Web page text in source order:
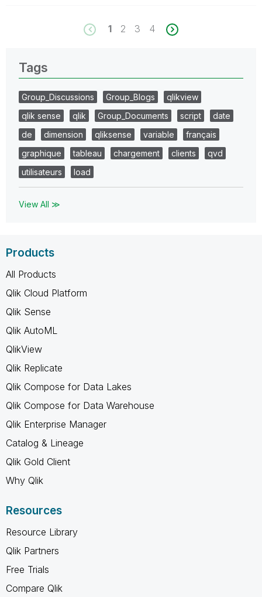
1 2 3 4
Tags
Group_Discussions Group_Blogs
qlikview
qlik sense
qlik Group_Documents script
date
de
dimension qliksense variable
français
graphique
tableau chargement clients
qvd
utilisateurs
load
View All ≫
Products
All Products
Qlik Cloud Platform
Qlik Sense
Qlik AutoML
QlikView
Qlik Replicate
Qlik Compose for Data Lakes
Qlik Compose for Data Warehouse
Qlik Enterprise Manager
Catalog & Lineage
Qlik Gold Client
Why Qlik
Resources
Resource Library
Qlik Partners
Free Trials
Compare Qlik